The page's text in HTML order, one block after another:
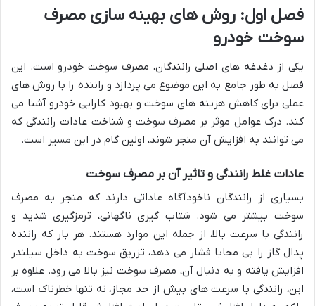
فصل اول: روش های بهینه سازی مصرف
سوخت خودرو
یکی از دغدغه های اصلی رانندگان، مصرف سوخت خودرو است. این
فصل به طور جامع به این موضوع می پردازد و راننده را با روش های
عملی برای کاهش هزینه های سوخت و بهبود کارایی خودرو آشنا می
کند. درک عوامل موثر بر مصرف سوخت و شناخت عادات رانندگی که
می توانند به افزایش آن منجر شوند، اولین گام در این مسیر است.
عادات غلط رانندگی و تاثیر آن بر مصرف سوخت
بسیاری از رانندگان ناخودآگاه عاداتی دارند که منجر به مصرف
سوخت بیشتر می شود. شتاب گیری ناگهانی، ترمزگیری شدید و
رانندگی با سرعت بالا، از جمله این موارد هستند. هر بار که راننده
پدال گاز را بی محابا فشار می دهد، تزریق سوخت به داخل سیلندر
افزایش یافته و به دنبال آن، مصرف سوخت نیز بالا می رود. علاوه بر
این، رانندگی با سرعت های بیش از حد مجاز، نه تنها خطرناک است،